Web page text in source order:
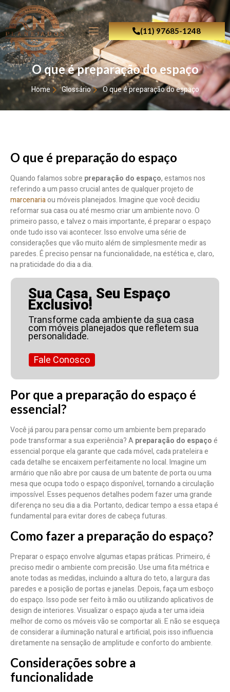
(11) 97685-1248
O que é preparação do espaço
Home Glossário O que é preparação do espaço
O que é preparação do espaço
Quando falamos sobre preparação do espaço, estamos nos
referindo a um passo crucial antes de qualquer projeto de
marcenariaou móveis planejados. Imagine que você decidiu
reformar sua casa ou até mesmo criar um ambiente novo. O
primeiro passo, e talvez o mais importante, é preparar o espaço
onde tudo isso vai acontecer. Isso envolve uma série de
considerações que vão muito além de simplesmente medir as
paredes. É preciso pensar na funcionalidade, na estética e, claro,
na praticidade do dia a dia.
Sua Casa, Seu Espaço
Exclusivo!
Transforme cada ambiente da sua casa
com móveis planejados que refletem sua
personalidade.
Fale Conosco
Por que a preparação do espaço é
essencial?
Você já parou para pensar como um ambiente bem preparado
pode transformar a sua experiência? Apreparação do espaçoé
essencial porque ela garante que cada móvel, cada prateleira e
cada detalhe se encaixem perfeitamente no local. Imagine um
armário que não abre por causa de um batente de porta ou uma
mesa que ocupa todo o espaço disponível, tornando a circulação
impossível. Esses pequenos detalhes podem fazer uma grande
diferença no seu dia a dia. Portanto, dedicar tempo a essa etapa é
fundamental para evitar dores de cabeça futuras.
Como fazer a preparação do espaço?
Preparar o espaço envolve algumas etapas práticas. Primeiro, é
preciso medir o ambiente com precisão. Use uma fita métrica e
anote todas as medidas, incluindo a altura do teto, a largura das
paredes e a posição de portas e janelas. Depois, faça um esboço
do espaço. Isso pode ser feito à mão ou utilizando aplicativos de
design de interiores. Visualizar o espaço ajuda a ter uma ideia
melhor de como os móveis vão se comportar ali. E não se esqueça
de considerar a iluminação natural e artificial, pois isso influencia
diretamente na sensação de amplitude e conforto do ambiente.
Considerações sobre a
funcionalidade